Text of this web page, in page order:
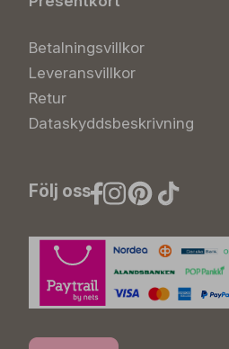
Betalningsvillkor
Leveransvillkor
Retur
Dataskyddsbeskrivning
Följ oss